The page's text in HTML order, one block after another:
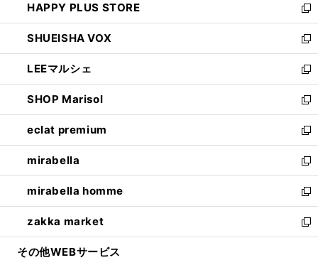
ド
ウ
で
開
く
ィ
ン
ド
ウ
で
開
く
い
ウ
ィ
ン
ド
ウ
で
開
く
HAPPY PLUS STORE
新
し
い
ウ
ィ
ン
ド
ウ
で
開
く
SHUEISHA VOX
新
し
い
ウ
ィ
ン
ド
ウ
で
開
く
LEEマルシェ
新
し
い
ウ
ィ
ン
ド
ウ
で
開
く
SHOP Marisol
新
し
い
ウ
ィ
ン
ド
ウ
で
開
eclat premium
新
し
い
ウ
ィ
ン
ド
ウ
mirabella
新
し
い
ウ
ィ
ン
mirabella homme
新
し
い
ウ
zakka market
新
し
その他WEBサービス